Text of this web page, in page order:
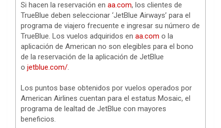
Si hacen la reservación en aa.com, los clientes de
TrueBlue deben seleccionar ‘JetBlue Airways’ para el
programa de viajero frecuente e ingresar su número de
TrueBlue. Los vuelos adquiridos en aa.com o la
aplicación de American no son elegibles para el bono
de la reservación de la aplicación de JetBlue
o jetblue.com/.
Los puntos base obtenidos por vuelos operados por
American Airlines cuentan para el estatus Mosaic, el
programa de lealtad de JetBlue con mayores
beneficios.